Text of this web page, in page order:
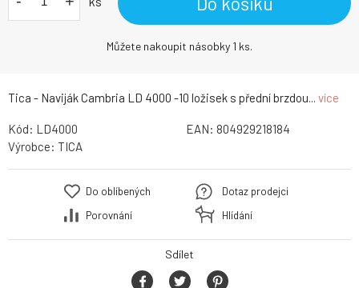
Tica - Naviják Cambria LD 4000 -10 ložisek s přední brzdou... více
Můžete nakoupit násobky 1 ks.
Kód: LD4000 EAN: 804929218184
Výrobce: TICA
Do oblíbených
Porovnání
Dotaz prodejci
Hlídání
Sdílet